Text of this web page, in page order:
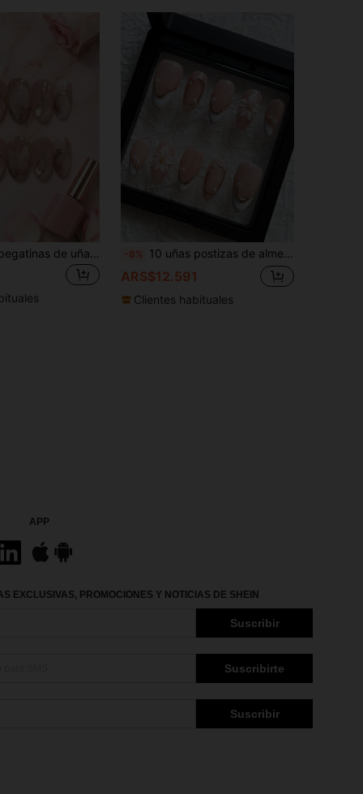
10 piezas de pegatinas de uñas con textura de mármol rosa con líneas doradas & efecto de ojo de gato, forma ovalada corta adecuada para boda, primavera, Día de la Madre, uso diario, incluye esmalte de gel y lima de uñas, suministros de manicura DIY uñas hechas a mano uñas postizas -8% 10 uñas postizas de almendra rosa hechas a mano, puntas francesas blancas, con baño de oro 3D y talla floral perlada, de estilo simple y suave, adecuadas para niñas y mujeres para uso diario, vacaciones y decoración de uñas para bodas. Incluye gel de gelatina y lima de uñas
ARS$12.591
Clientes habituales
APP
EXCLUSIVAS, PROMOCIONES Y NOTICIAS DE SHEIN
Suscribir
Suscribirte
Suscribir